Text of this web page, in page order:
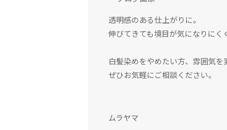
透明感のある仕上がりに。
伸びてきても境目が気になりにく
白髪染めをやめたい方、雰囲気を
ぜひお気軽にご相談ください。
ムラヤマ